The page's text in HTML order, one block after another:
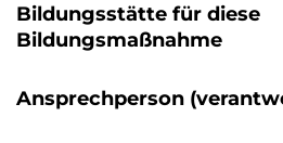
Bildungsstätte für diese
Bildungsmaßnahme
Ansprechperson